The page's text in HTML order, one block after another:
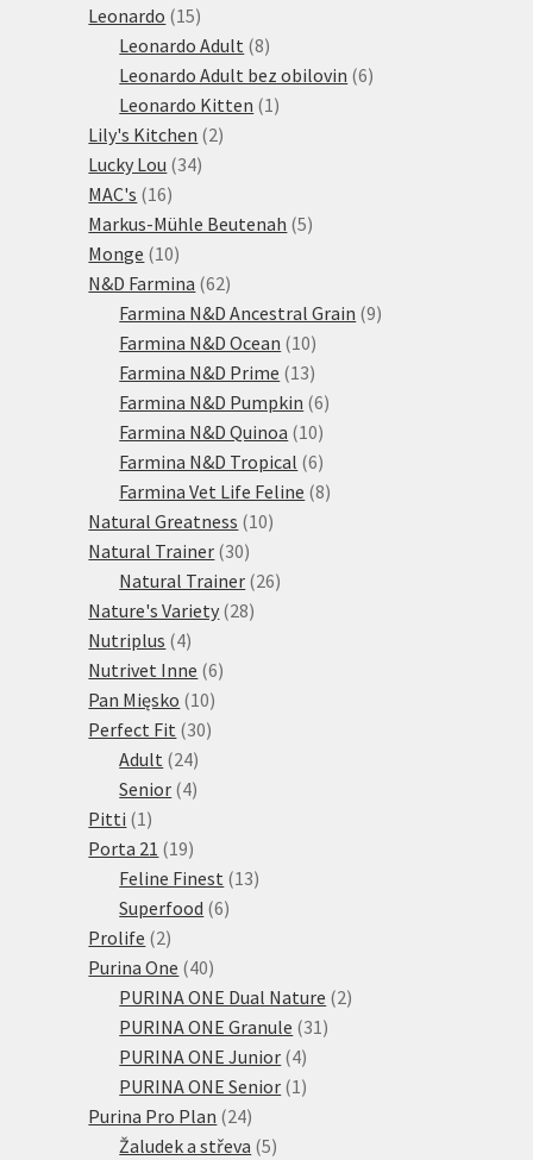
Leonardo 1515
produktů
Leonardo Adult 88
produktů
Leonardo Adult bez obilovin 66
Leonardo Kitten 1 1
Lily's Kitchen 22
Lucky Lou 3434
MAC's 1616
produktů
Markus-Mühle Beutenah 55
Monge 1010
produktů
N&D Farmina 6262
produktů
Farmina N&D Ancestral Grain 99
Farmina N&D Ocean 1010
produktů
Farmina N&D Prime 1313
produktů
Farmina N&D Pumpkin 66
Farmina N&D Quinoa 1010
produktů
Farmina N&D Tropical 66
produktů
Farmina Vet Life Feline 88
Natural Greatness 1010
Natural Trainer 3030
produktů
Natural Trainer 2626
Nature's Variety 2828
Nutriplus 44
produkty
Nutrivet Inne 66
Pan Mięsko 1010
produktů
Perfect Fit 3030
Adult 2424
produktů
Senior 44
Pitti 1 1
produkt
Porta 21 1919
produktů
Feline Finest 1313
Superfood 66
Prolife 22
produkty
Purina One 4040
produktů
PURINA ONE Dual Nature 22
PURINA ONE Granule 31 31
PURINA ONE Junior 44
produkty
PURINA ONE Senior 1 1
Purina Pro Plan 2424
produktů
Žaludek a střeva 55